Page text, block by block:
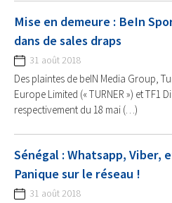
Mise en demeure : BeIn
dans de sales draps
31 août 2018
Des plaintes de beIN Media Group,
Europe Limited (« TURNER ») et TF1
respectivement du 18 mai (…)
Sénégal : Whatsapp, Viber,
Panique sur le réseau !
31 août 2018